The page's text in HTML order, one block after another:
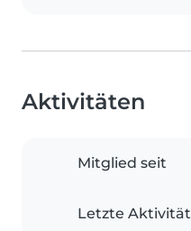
Aktivitäten
Mitglied seit
Letzte Aktivität